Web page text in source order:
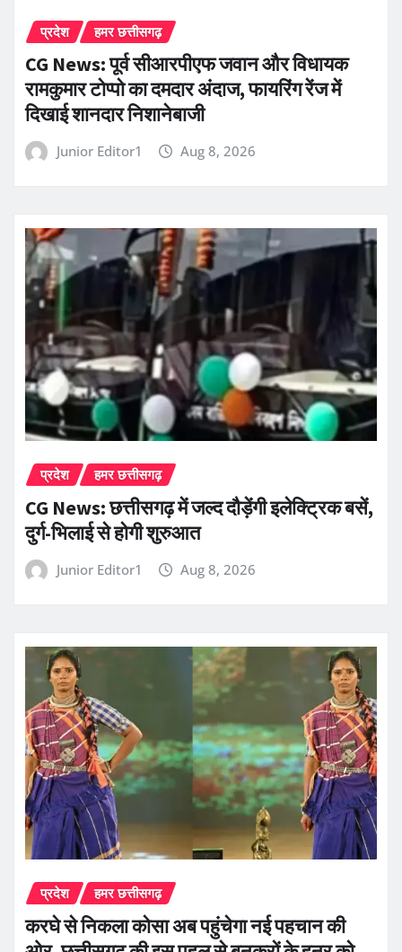
प्रदेश हमर छत्तीसगढ़
CG News: पूर्व सीआरपीएफ जवान और विधायक
रामकुमार टोप्पो का दमदार अंदाज, फायरिंग रेंज में
दिखाई शानदार निशानेबाजी
Junior Editor1 Aug 8, 2026
प्रदेश हमर छत्तीसगढ़
CG News: छत्तीसगढ़ में जल्द दौड़ेंगी इलेक्ट्रिक बसें,
दुर्ग-भिलाई से होगी शुरुआत
Junior Editor1 Aug 8, 2026
प्रदेश हमर छत्तीसगढ़
करघे से निकला कोसा अब पहुंचेगा नई पहचान की